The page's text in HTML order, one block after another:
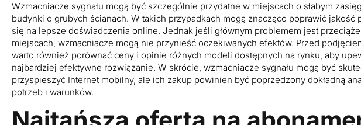
Wzmacniacze sygnału mogą być szczególnie przydatne w miejscach o słabym
budynki o grubych ścianach. W takich przypadkach mogą znacząco poprawić jakość
się na lepsze doświadczenia online. Jednak jeśli głównym problemem jest
miejscach, wzmacniacze mogą nie przynieść oczekiwanych efektów. Przed
warto również porównać ceny i opinie różnych modeli dostępnych na rynku, aby
najbardziej efektywne rozwiązanie. W skrócie, wzmacniacze sygnału mogą być
przyspieszyć Internet mobilny, ale ich zakup powinien być poprzedzony dokładną
potrzeb i warunków.